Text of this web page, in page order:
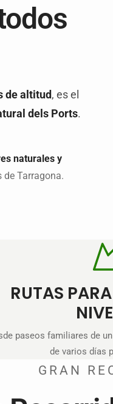
de altitud , es el
dels Ports.
naturales y
de Tarragona.
RUTAS
paseos familiares de
de varios días
GRAN